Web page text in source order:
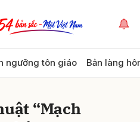
ngưỡng tôn giáo Bản làng
“Mạch